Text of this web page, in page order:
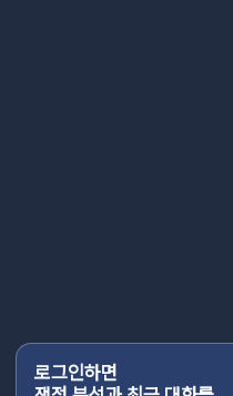
로그인하면